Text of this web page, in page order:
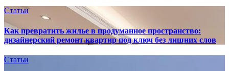
Статьи
Как превратить жилье в продуманное пространство:
дизайнерский ремонт квартир под ключ без лишних слов
Статьи